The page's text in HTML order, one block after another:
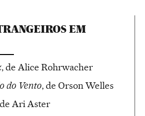
EM
, de Alice Rohrwacher
do Vento, de Orson Welles
Ari Aster